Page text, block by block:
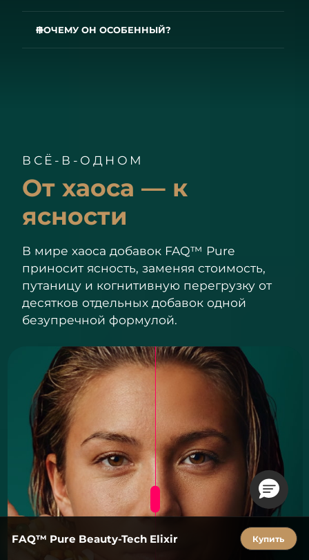
ПОЧЕМУ ОН ОСОБЕННЫЙ?
✓ Пищеварение⁹
✓ Здоровье костей¹¹
✓ Здоровье глаз¹²
✓ Здоровое кроветворение¹⁴
ВСЁ-В-ОДНОМ
От хаоса — к
ясности
В мире хаоса добавок FAQ™ Pure
приносит ясность, заменяя стоимость,
путаницу и когнитивную перегрузку от
десятков отдельных добавок одной
безупречной формулой.
FAQ™ Pure Beauty-Tech Elixir Купить